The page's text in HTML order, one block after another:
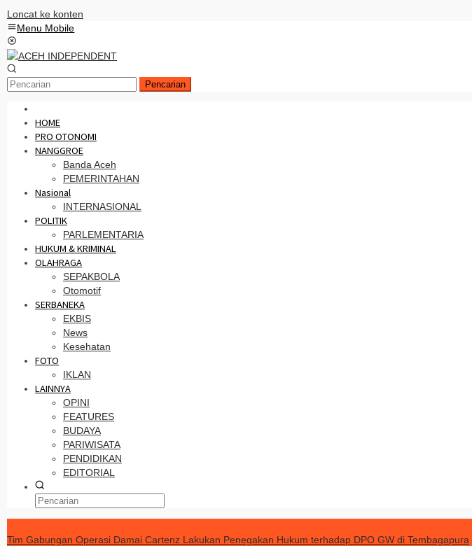
Loncat ke konten
Menu Mobile
Pencarian
HOME
PRO OTONOMI
NANGGROE
Banda Aceh
PEMERINTAHAN
Nasional
INTERNASIONAL
POLITIK
PARLEMENTARIA
HUKUM & KRIMINAL
OLAHRAGA
SEPAKBOLA
Otomotif
SERBANEKA
EKBIS
News
Kesehatan
FOTO
IKLAN
LAINNYA
OPINI
FEATURES
BUDAYA
PARIWISATA
PENDIDIKAN
EDITORIAL
Tim Gabungan Operasi Damai Cartenz Lakukan Penegakan Hukum terhadap DPO GW di Tembagapura